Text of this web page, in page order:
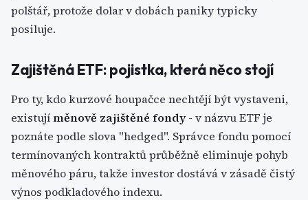
polštář, protože dolar v dobách paniky typicky
posiluje.
Zajištěná ETF: pojistka, která něco stojí
Pro ty, kdo kurzové houpačce nechtějí být vystaveni,
existujíměnově zajištěné fondy- v názvu ETF je
poznáte podle slova "hedged". Správce fondu pomocí
termínovaných kontraktů průběžně eliminuje pohyb
měnového páru, takže investor dostává v zásadě čistý
výnos podkladového indexu.